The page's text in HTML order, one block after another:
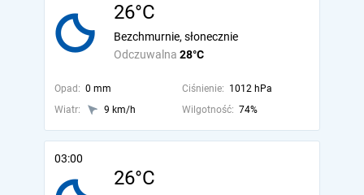
26°C
Odczuwalna 28°C
Bezchmurnie, słonecznie
Opad: 0 mm Ciśnienie: 1012 hPa
Wiatr:
9 km/h Wilgotność: 74%
03:00
26°C